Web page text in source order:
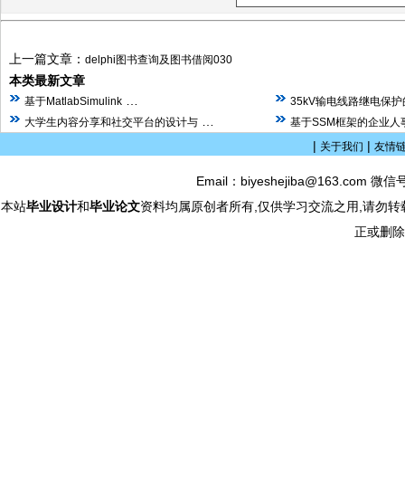
上一篇文章： delphi图书查询及图书借阅030
本类最新文章
基于MatlabSimulink
35kV输电线路继电保
大学生内容分享和社交平台的设计与
基于SSM框架的企业人
| 关于我们 | 友情
Email：biyeshejiba@163.com 微
本站毕业设计和毕业论文资料均属原创者所有,仅供学习交流之用,请勿
正或删